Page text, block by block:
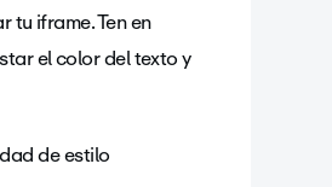
iframe. Ten en
el color del texto y
de estilo